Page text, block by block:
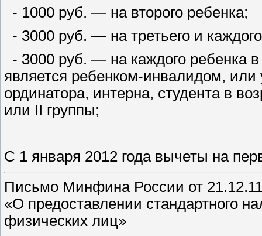
- 1000 руб. — на второго ребенка;
- 3000 руб. — на третьего и
- 3000 руб. — на каждого ребенка
является ребенком-инвалидом,
ординатора, интерна, студента в
или II группы;
С 1 января 2012 года вычеты на
Письмо Минфина России от
«О предоставлении стандартного
физических лиц»